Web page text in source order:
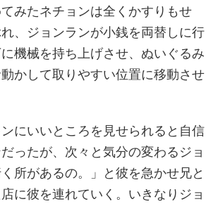
みたネチョンは全くかすりもせ
、ジョンランが小銭を両替しに行
機械を持ち上げさせ、ぬいぐるみ
かして取りやすい位置に移動させ
にいいところを見せられると自信
ったが、次々と気分の変わるジョ
所があるの。」と彼を急かせ兄と
に彼を連れていく。いきなりジョ